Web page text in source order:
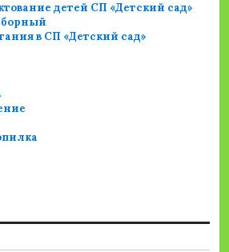
детей СП «Детский сад»
в СП «Детский сад»